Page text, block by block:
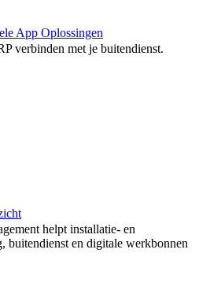
App Oplossingen
verbinden met je buitendienst.
helpt installatie- en
buitendienst en digitale werkbonnen